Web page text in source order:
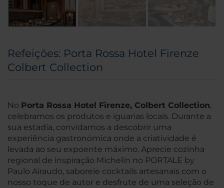
Refeições: Porta Rossa Hotel Firenze
Colbert Collection
No Porta Rossa Hotel Firenze, Colbert Collection,
celebramos os produtos e iguarias locais. Durante a
sua estadia, convidamos a descobrir uma
experiência gastronómica onde a criatividade é
levada ao seu expoente máximo. Aprecie cozinha
regional de inspiração Michelin no PORTALE by
Paulo Airaudo, saboreie cocktails artesanais com o
nosso toque de autor e desfrute de uma seleção de